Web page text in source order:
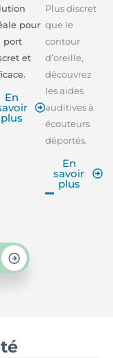
pour
port
et
En
plus
Plus discret
que le
contour
d’oreille,
découvrez
les aides
auditives à
écouteurs
déportés.
En
savoir
plus